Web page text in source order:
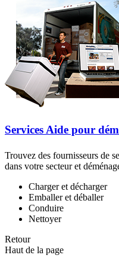
Services Aide pour
Trouvez des fournisseurs de
dans votre secteur et
Charger et décharger
Emballer et déballer
Conduire
Nettoyer
Retour
Haut de la page